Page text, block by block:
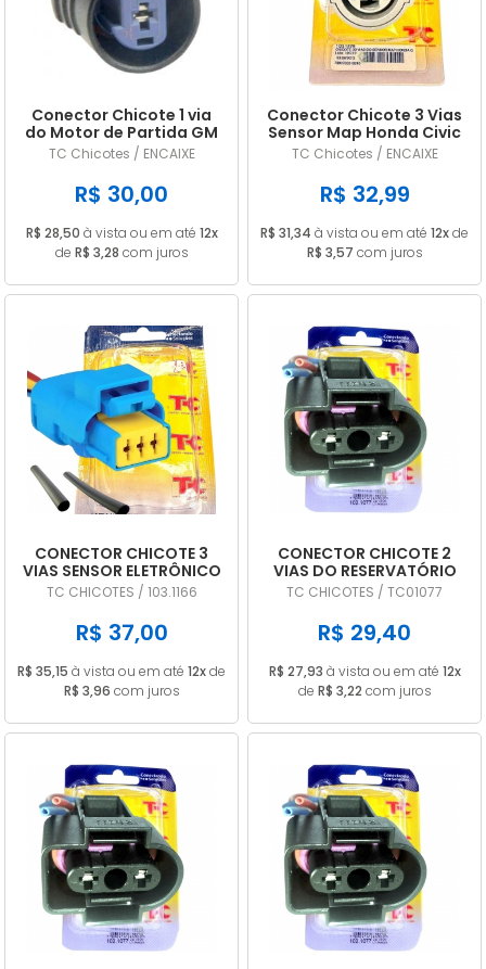
Conector Chicote 1 via
do Motor de Partida GM
Onix Cobalt Agile
Montana
TC Chicotes / ENCAIXE
R$ 30,00
R$ 28,50 à vista ou em até 12x
de R$ 3,28 com juros
Conector Chicote 3 Vias
Sensor Map Honda Civic
1.5 1.6 / Accord
TC Chicotes / ENCAIXE
R$ 32,99
R$ 31,34 à vista ou em até 12xde
R$ 3,57 com juros
CONECTOR CHICOTE 3
VIAS SENSOR ELETRÔNICO
AR CONDICIONADO
TC01166
TC CHICOTES / 103.1166
R$ 37,00
R$ 35,15 à vista ou em até 12xde
R$ 3,96 com juros
CONECTOR CHICOTE 2
VIAS DO RESERVATÓRIO
DE AGUA VW POLO TC
1077
TC CHICOTES / TC01077
R$ 29,40
R$ 27,93 à vista ou em até 12x
de R$ 3,22 com juros